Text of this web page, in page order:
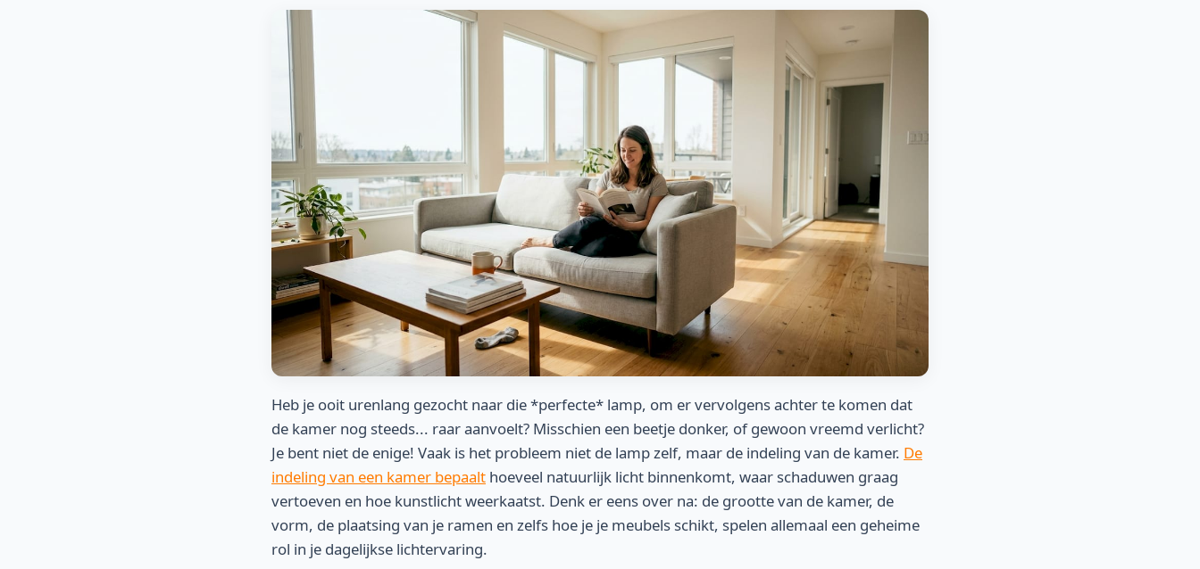
Heb je ooit urenlang gezocht naar die *perfecte* lamp, om er vervolgens achter te komen dat
de kamer nog steeds... raar aanvoelt? Misschien een beetje donker, of gewoon vreemd verlicht?
Je bent niet de enige! Vaak is het probleem niet de lamp zelf, maar de indeling van de kamer. De
indeling van een kamer bepaalt hoeveel natuurlijk licht binnenkomt, waar schaduwen graag
vertoeven en hoe kunstlicht weerkaatst. Denk er eens over na: de grootte van de kamer, de
vorm, de plaatsing van je ramen en zelfs hoe je je meubels schikt, spelen allemaal een geheime
rol in je dagelijkse lichtervaring.